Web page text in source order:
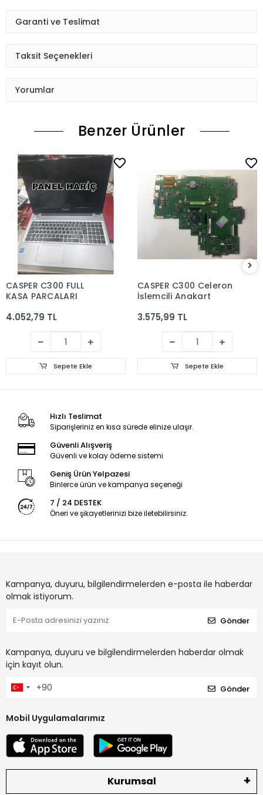
Garanti ve Teslimat
Taksit Seçenekleri
Yorumlar
Benzer Ürünler
CASPER C300 FULL
KASA PARCALARI
4.052,79 TL
Sepete Ekle
CASPER C300 Celeron
İşlemcili Anakart
3.575,99 TL
Sepete Ekle
Hızlı Teslimat
Siparişleriniz en kısa sürede elinize ulaşır.
Güvenli Alışveriş
Güvenli ve kolay ödeme sistemi
Geniş Ürün Yelpazesi
Binlerce ürün ve kampanya seçeneği
7 / 24 DESTEK
Öneri ve şikayetlerinizi bize iletebilirsiniz.
Kampanya, duyuru, bilgilendirmelerden e-posta ile haberdar
olmak istiyorum.
Gönder
Kampanya, duyuru ve bilgilendirmelerden haberdar olmak
için kayıt olun.
Gönder
Mobil Uygulamalarımız
Kurumsal